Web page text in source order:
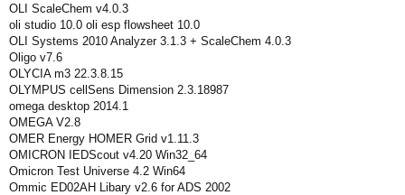
OLI ScaleChem v4.0.3
oli studio 10.0 oli esp flowsheet 10.0
OLI Systems 2010 Analyzer 3.1.3 + ScaleChem 4.0.3
Oligo v7.6
OLYCIA m3 22.3.8.15
OLYMPUS cellSens Dimension 2.3.18987
omega desktop 2014.1
OMEGA V2.8
OMER Energy HOMER Grid v1.11.3
OMICRON IEDScout v4.20 Win32_64
Omicron Test Universe 4.2 Win64
Ommic ED02AH Libary v2.6 for ADS 2002